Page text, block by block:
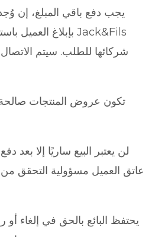
يجب دفع باقي المبلغ، إن
شركائها للطلب. سيتم
تكون عروض المنتجات
لن يعتبر البيع ساريًا إلا بعد
عاتق العميل مسؤولية التحقق
يحتفظ البائع بالحق في